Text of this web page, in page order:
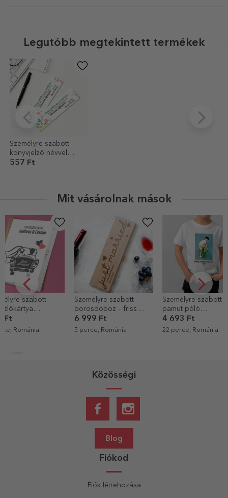
Legutóbb megtekintett termékek
Személyre szabott
könyvjelző névvel
tanároknak
557 Ft
Mit vásárolnak mások
Személyre szabott
borosdoboz – friss
házasok
6 999 Ft
5 perce, Románia
Személyre szabott
pamut póló
gyerekeknek
portréfotóval és
4 693 Ft
22 perce, Románia
Személyre
pezsgő
Arany
6 363 Ft
25 perce,
Közösségi
Blog
Fiókod
Fiók létrehozása